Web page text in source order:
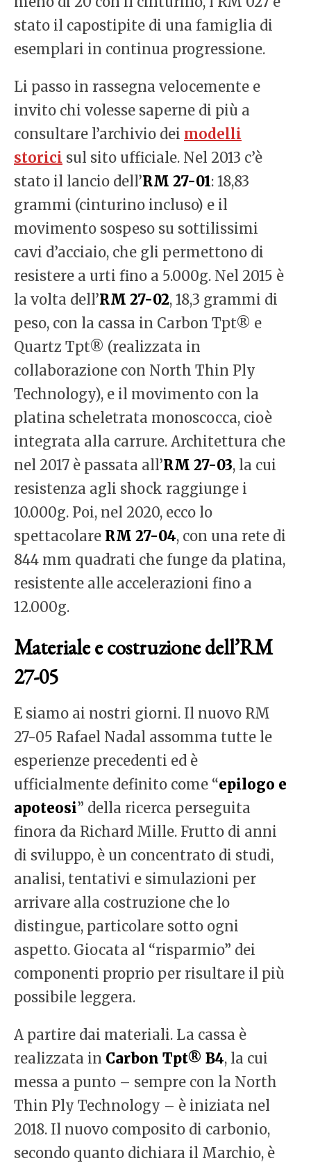
stato il capostipite di una famiglia di
esemplari in continua progressione.
Li passo in rassegna velocemente e
invito chi volesse saperne di più a
consultare l’archivio dei modelli
storici sul sito ufficiale. Nel 2013 c’è
stato il lancio dell’RM 27-01: 18,83
grammi (cinturino incluso) e il
movimento sospeso su sottilissimi
cavi d’acciaio, che gli permettono di
resistere a urti fino a 5.000g. Nel 2015 è
la volta dell’RM 27-02, 18,3 grammi di
peso, con la cassa in Carbon Tpt® e
Quartz Tpt® (realizzata in
collaborazione con North Thin Ply
Technology), e il movimento con la
platina scheletrata monoscocca, cioè
integrata alla carrure. Architettura che
nel 2017 è passata all’RM 27-03, la cui
resistenza agli shock raggiunge i
10.000g. Poi, nel 2020, ecco lo
spettacolare RM 27-04, con una rete di
844 mm quadrati che funge da platina,
resistente alle accelerazioni fino a
12.000g.
Materiale e costruzione dell’RM
27-05
E siamo ai nostri giorni. Il nuovo RM
27-05 Rafael Nadal assomma tutte le
esperienze precedenti ed è
ufficialmente definito come “epilogo e
apoteosi” della ricerca perseguita
finora da Richard Mille. Frutto di anni
di sviluppo, è un concentrato di studi,
analisi, tentativi e simulazioni per
arrivare alla costruzione che lo
distingue, particolare sotto ogni
aspetto. Giocata al “risparmio” dei
componenti proprio per risultare il più
possibile leggera.
A partire dai materiali. La cassa è
realizzata in Carbon Tpt® B4, la cui
messa a punto – sempre con la North
Thin Ply Technology – è iniziata nel
2018. Il nuovo composito di carbonio,
secondo quanto dichiara il Marchio, è